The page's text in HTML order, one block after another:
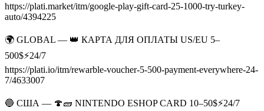
https://plati.market/itm/google-play-gift-card-25-1000-try-turkey-
auto/4394225
🌍 GLOBAL — 👑 КАРТА ДЛЯ ОПЛАТЫ US/EU 5–
500$⚡️24/7
https://plati.io/itm/rewarble-voucher-5-500-payment-everywhere-24-
7/4633007
🔵 США — 🍄🧱 NINTENDO ESHOP CARD 10–50$⚡️24/7